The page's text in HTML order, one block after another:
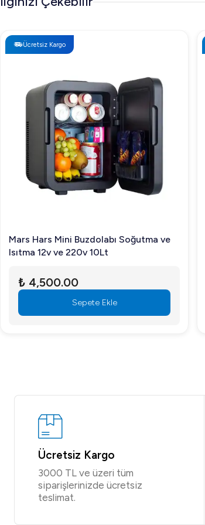
Ücretsiz Kargo
Mars Hars Mini Buzdolabı Soğutma ve
Isıtma 12v ve 220v 10Lt
₺ 4,500.00
Sepete Ekle
Ücretsiz Kargo
3000 TL ve üzeri tüm
siparişlerinizde ücretsiz
teslimat.